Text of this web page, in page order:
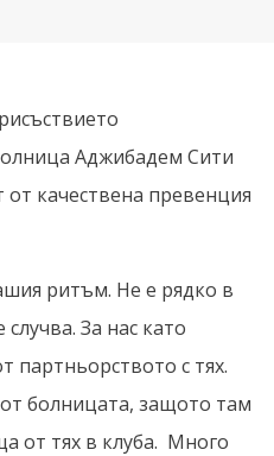
Аджибадем Сити
качествена превенция
ритъм. Не е рядко в
За нас като
с тях.
болницата, защото там
от тях в клуба. Много